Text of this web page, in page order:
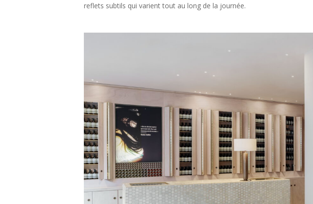
reflets subtils qui varient tout au long de la journée.